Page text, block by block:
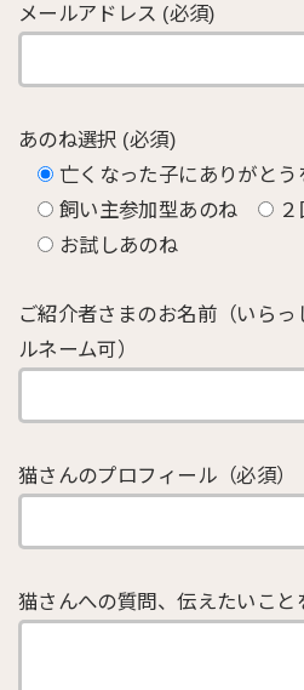
メールアドレス (必須)
あのね選択 (必須)
亡くなった子にありがとう
飼い主参加型あのね
お試しあのね
ご紹介者さまのお名前（いら
ルネーム可）
猫さんのプロフィール（必須）
猫さんへの質問、伝えたいこと